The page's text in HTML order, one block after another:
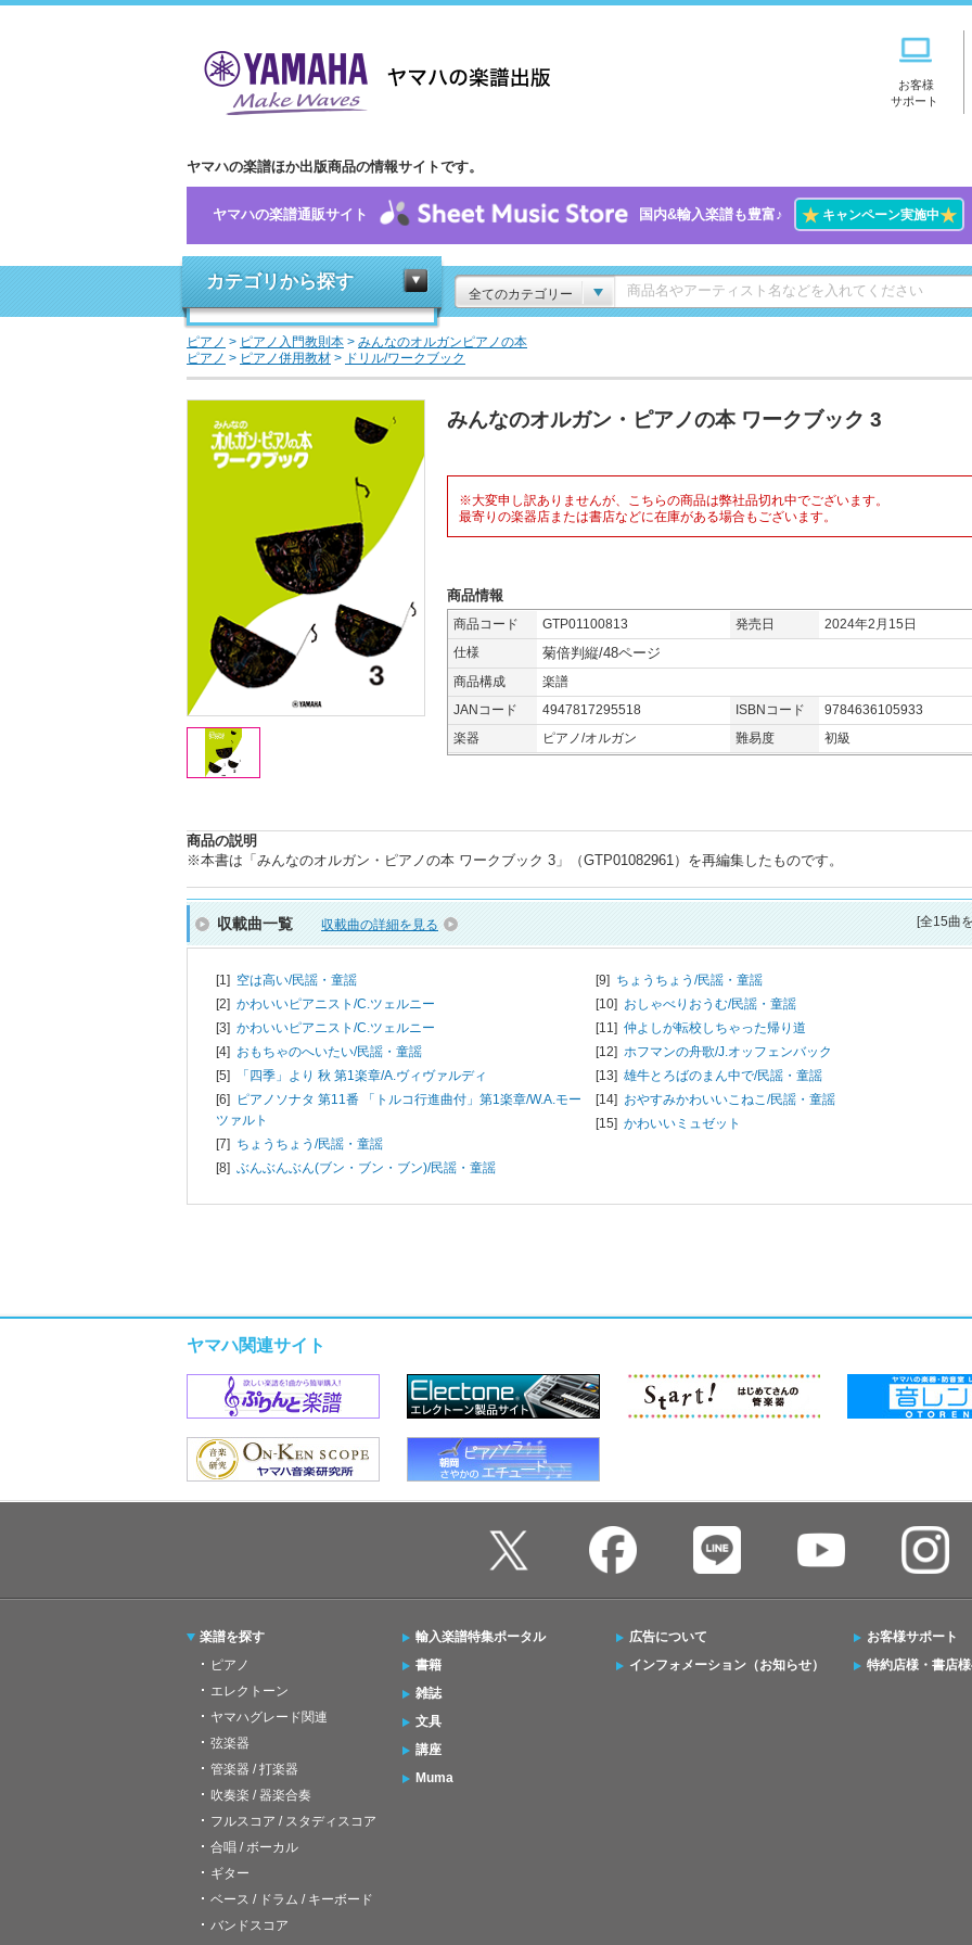
お客様
サポート
ヤマハの楽譜ほか出版商品の情報サイトです。
ヤマハの楽譜通販サイト 国内&輸入楽譜も豊富♪ ★キャンペーン実施中★
カテゴリから探す
全てのカテゴリー
ピアノ > ピアノ入門教則本 > みんなのオルガンピアノの本
ピアノ > ピアノ併用教材 > ドリル/ワークブック
みんなのオルガン・ピアノの本 ワークブック 3
※大変申し訳ありませんが、こちらの商品は弊社品切れ中でございます。
最寄りの楽器店または書店などに在庫がある場合もございます。
商品情報
商品コード GTP01100813 発売日
2024年2月15日
仕様
菊倍判縦/48ページ
商品構成
楽譜
JANコード
4947817295518 ISBNコード
9784636105933
楽器
ピアノ/オルガン 難易度 初級
商品の説明
※本書は「みんなのオルガン・ピアノの本 ワークブック 3」（GTP01082961）を再編集したものです。
収載曲一覧 収載曲の詳細を見る [全15曲
[1] 空は高い/民謡・童謡
[2] かわいいピアニスト/C.ツェルニー
[3] かわいいピアニスト/C.ツェルニー
[4] おもちゃのへいたい/民謡・童謡
[5]
「四季」より 秋 第1楽章/A.ヴィヴァルディ
[6] ピアノソナタ 第11番 「トルコ行進曲付」第1楽章/W.A.モー
ツァルト
[7] ちょうちょう/民謡・童謡
[8] ぶんぶんぶん(ブン・ブン・ブン)/民謡・童謡
[9] ちょうちょう/民謡・童謡
[10] おしゃべりおうむ/民謡・童謡
[11] 仲よしが転校しちゃった帰り道
[12] ホフマンの舟歌/J.オッフェンバック
[13] 雄牛とろばのまん中で/民謡・童謡
[14] おやすみかわいいこねこ/民謡・童謡
[15] かわいいミュゼット
ヤマハ関連サイト
楽譜を探す
ピアノ
エレクトーン
ヤマハグレード関連
弦楽器
管楽器 / 打楽器
吹奏楽 / 器楽合奏
フルスコア / スタディスコア
合唱 / ボーカル
ギター
ベース / ドラム / キーボード
バンドスコア
輸入楽譜特集ポータル
書籍
雑誌
文具
講座
Muma
広告について
インフォメーション（お知らせ）
お客様サポート
特約店様・書店